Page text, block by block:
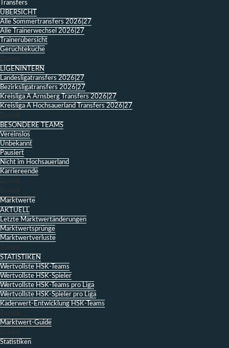
Transfers
ÜBERSICHT
Alle Sommertransfers 2026|27
Alle Trainerwechsel 2026|27
Trainerübersicht
Gerüchteküche
Zurück
LIGENINTERN
Landesligatransfers 2026|27
Bezirksligatransfers 2026|27
Kreisliga A Arnsberg Transfers 2026|27
Kreisliga A Hochsauerland Transfers 2026|27
Zurück
BESONDERE TEAMS
Vereinslos
Unbekannt
Pausiert
Nicht im Hochsauerland
Karriereende
Zurück
Zurück
Marktwerte
AKTUELL
Letzte Marktwertänderungen
Marktwertsprünge
Marktwertverluste
Zurück
STATISTIKEN
Wertvollste HSK-Teams
Wertvollste HSK-Spieler
Wertvollste HSK-Teams pro Liga
Wertvollste HSK-Spieler pro Liga
Kaderwert-Entwicklung HSK-Teams
Zurück
Marktwert-Guide
Zurück
Statistiken